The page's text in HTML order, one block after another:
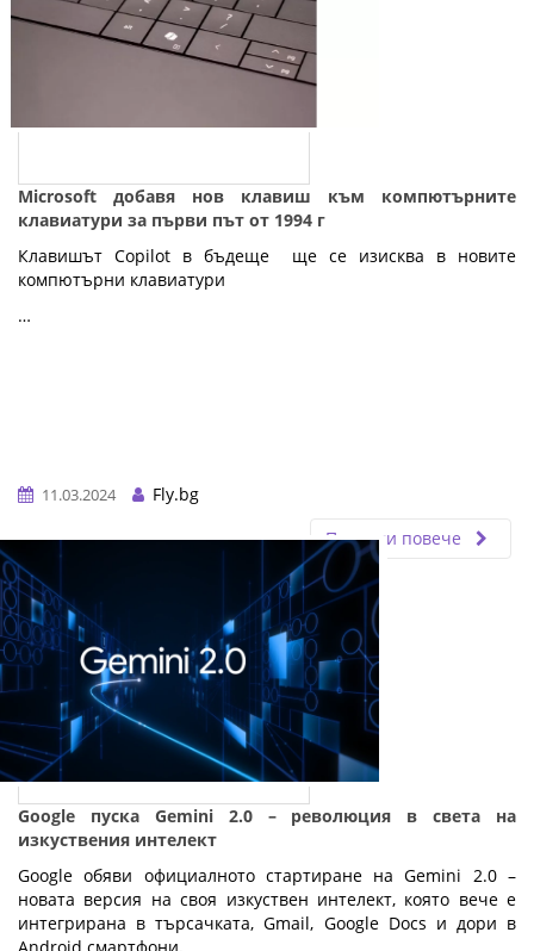
Microsoft добавя нов клавиш към компютърните
клавиатури за първи път от 1994 г
Клавишът Copilot в бъдеще ще се изисква в новите
компютърни клавиатури
…
11.03.2024
Fly.bg
Прочети повече
Google пуска Gemini 2.0 – революция в света на
изкуствения интелект
Google обяви официалното стартиране на Gemini 2.0 –
новата версия на своя изкуствен интелект, която вече е
интегрирана в търсачката, Gmail, Google Docs и дори в